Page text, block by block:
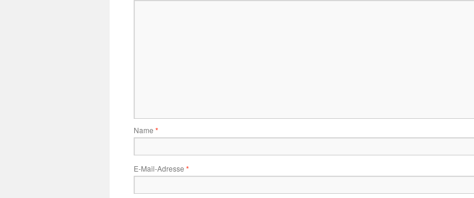
Name *
E-Mail-Adresse *